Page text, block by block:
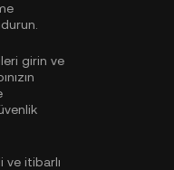
girin ve
ve itibarlı